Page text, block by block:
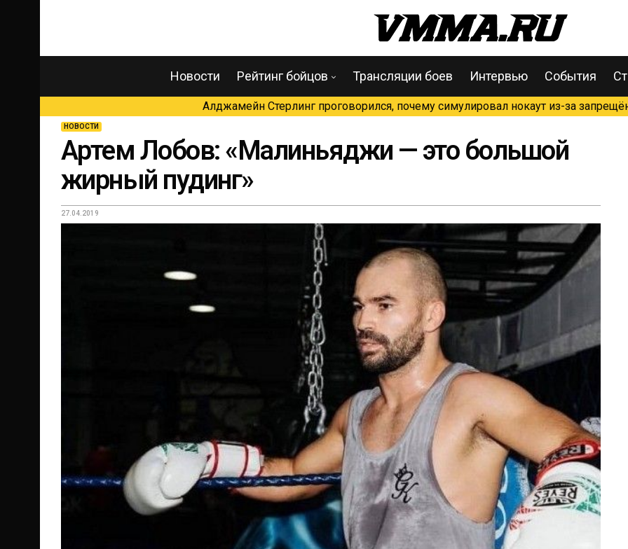
Новости Рейтинг бойцов Трансляции боев Интервью События
Алджамейн Стерлинг проговорился, почему симулировал нокаут из-за
НОВОСТИ
Артем Лобов: «Малиньяджи — это большой
жирный пудинг»
27.04.2019